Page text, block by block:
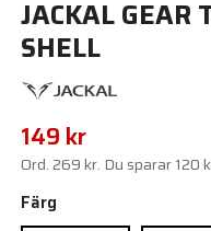
JACKAL GEAR
SHELL
149 kr
Ord.269 kr. Du sparar120
Färg